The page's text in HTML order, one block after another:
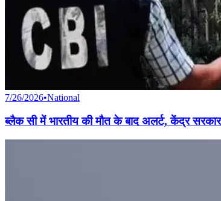
7/26/2026•National
ब्लैक सी में भारतीय की मौत के बाद अलर्ट, केंद्र सरकार